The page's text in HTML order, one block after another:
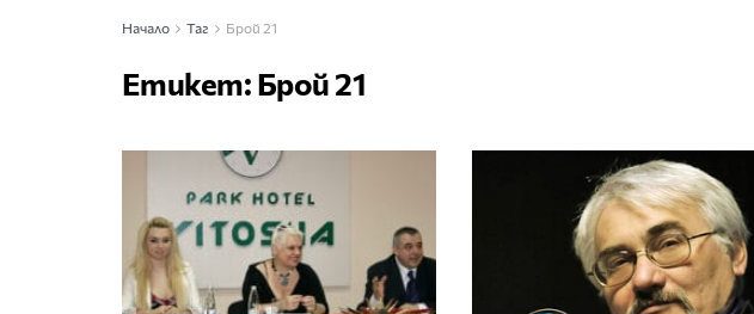
Начало Таг Брой 21
Етикет:Брой 21